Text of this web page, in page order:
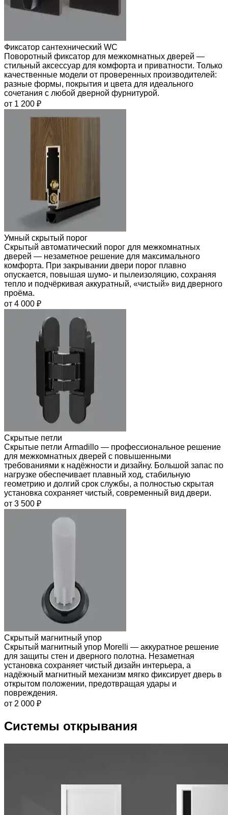
Фиксатор сантехнический WC
Поворотный фиксатор для межкомнатных дверей —
стильный аксессуар для комфорта и приватности. Только
качественные модели от проверенных производителей:
разные формы, покрытия и цвета для идеального
сочетания с любой дверной фурнитурой.
от 1 200 ₽
Умный скрытый порог
Скрытый автоматический порог для межкомнатных
дверей — незаметное решение для максимального
комфорта. При закрывании двери порог плавно
опускается, повышая шумо- и пылеизоляцию, сохраняя
тепло и подчёркивая аккуратный, «чистый» вид дверного
проёма.
от 4 000 ₽
Скрытые петли
Скрытые петли Armadillo — профессиональное решение
для межкомнатных дверей с повышенными
требованиями к надёжности и дизайну. Большой запас по
нагрузке обеспечивает плавный ход, стабильную
геометрию и долгий срок службы, а полностью скрытая
установка сохраняет чистый, современный вид двери.
от 3 500 ₽
Скрытый магнитный упор
Скрытый магнитный упор Morelli — аккуратное решение
для защиты стен и дверного полотна. Незаметная
установка сохраняет чистый дизайн интерьера, а
надёжный магнитный механизм мягко фиксирует дверь в
открытом положении, предотвращая удары и
повреждения.
от 2 000 ₽
Системы открывания